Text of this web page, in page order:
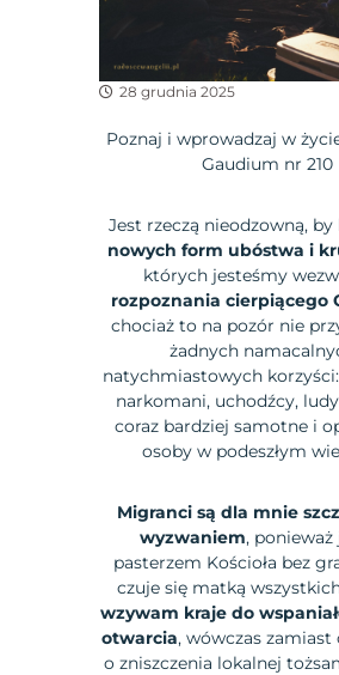
28 grudnia 2025
Poznaj i wprowadzaj w
Gaudium nr 210
Jest rzeczą nieodzowną, by
nowych form ubóstwa i
których jesteśmy
rozpoznania cierpiącego
chociaż to na pozór nie
żadnych
natychmiastowych
narkomani, uchodźcy,
coraz bardziej samotne i
osoby w podeszłym
Migranci są dla mnie
wyzwaniem, ponieważ
pasterzem Kościoła bez
czuje się matką
wzywam kraje do
otwarcia, wówczas zamiast
o zniszczenia lokalnej